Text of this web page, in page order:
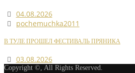
04.08.2026
pochemuchka2011
В ТУЛЕ ПРОШЕЛ ФЕСТИВАЛЬ ПРЯНИКА
03.08.2026
Copyright ©, All Rights Reserved.